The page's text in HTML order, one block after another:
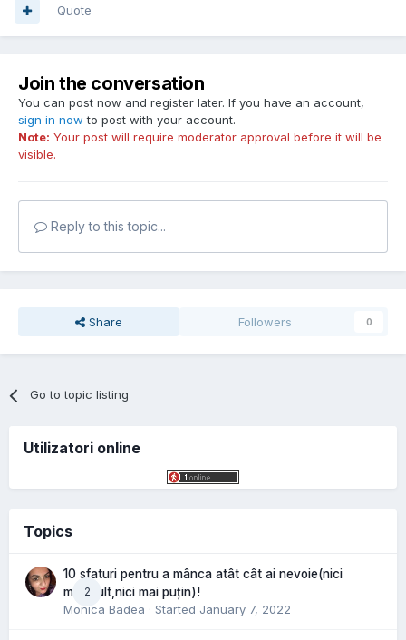
Quote
Join the conversation
You can post now and register later. If you have an account,
sign in now to post with your account.
Note: Your post will require moderator approval before it will be
visible.
Reply to this topic...
Share Followers 0
Go to topic listing
Utilizatori online
Topics
2
10 sfaturi pentru a mânca atât cât ai nevoie(nici
mai mult,nici mai puțin)!
Monica Badea · Started January 7, 2022